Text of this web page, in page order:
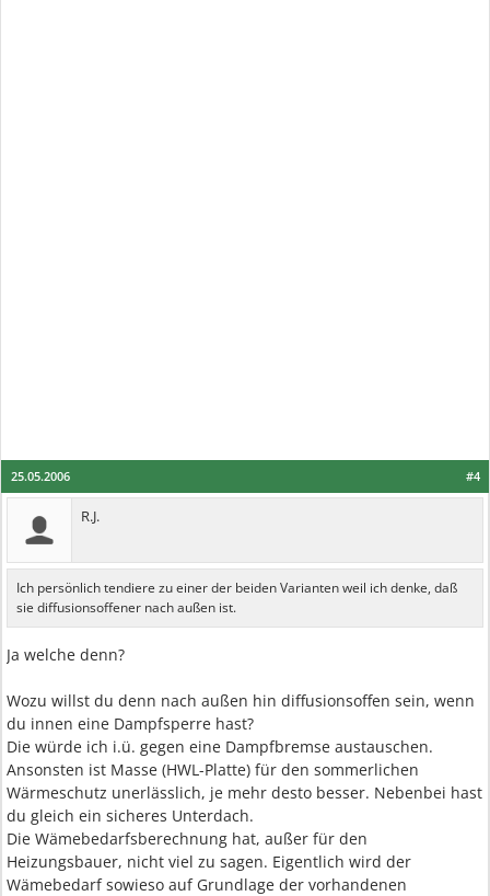
#4
25.05.2006
R.J.
Ich persönlich tendiere zu einer der beiden Varianten weil ich denke, daß
sie diffusionsoffener nach außen ist.
Ja welche denn?
Wozu willst du denn nach außen hin diffusionsoffen sein, wenn
du innen eine Dampfsperre hast?
Die würde ich i.ü. gegen eine Dampfbremse austauschen.
Ansonsten ist Masse (HWL-Platte) für den sommerlichen
Wärmeschutz unerlässlich, je mehr desto besser. Nebenbei hast
du gleich ein sicheres Unterdach.
Die Wämebedarfsberechnung hat, außer für den
Heizungsbauer, nicht viel zu sagen. Eigentlich wird der
Wämebedarf sowieso auf Grundlage der vorhandenen